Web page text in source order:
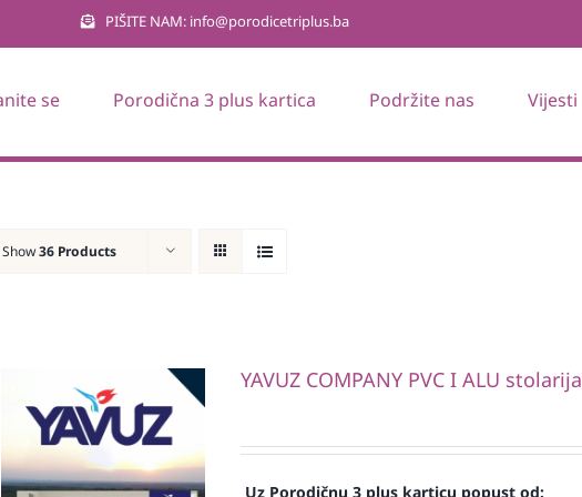
PIŠITE NAM: info@porodicetriplus.ba
se Porodična 3 plus kartica Podržite nas Vijesti
Show36 Products
YAVUZ COMPANY PVC I ALU stolarija
Uz Porodičnu 3 plus karticu popust od: